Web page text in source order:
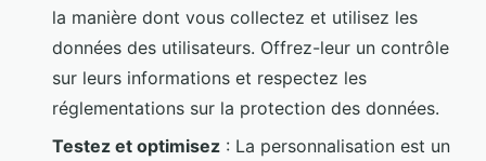
la manière dont vous collectez et utilisez les
données des utilisateurs. Offrez-leur un contrôle
sur leurs informations et respectez les
réglementations sur la protection des données.
Testez et optimisez : La personnalisation est un